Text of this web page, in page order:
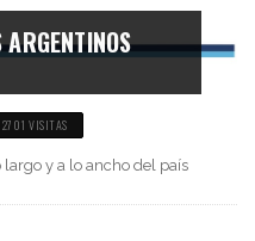
2701 VISITAS
largo y a lo ancho del país